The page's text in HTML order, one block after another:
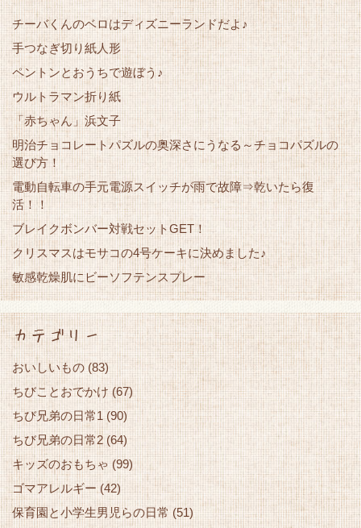
チーバくんのベロはディズニーランドだよ♪
手つなぎ切り紙人形
ペントンとおうちで遊ぼう♪
ウルトラマン折り紙
「赤ちゃん」浜文子
明治チョコレートパズルの奥深さにうなる～チョコパズルの
選び方！
電動自転車の手元電源スイッチが雨で故障⇒乾いたら復
活！！
ブレイクボンバー対戦セットGET！
クリスマスはモサコの4号ケーキに決めました♪
敏感乾燥肌にビーソフテンスプレー
カテゴリー
おいしいもの (83)
ちびことおでかけ (67)
ちび兄弟の日常1(90)
ちび兄弟の日常2 (64)
キッズのおもちゃ (99)
ゴマアレルギー (42)
保育園と小学生男児らの日常 (51)